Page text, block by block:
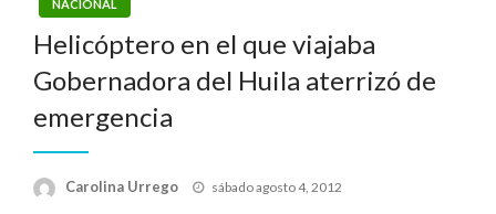
NACIONAL
Helicóptero en el que viajaba
Gobernadora del Huila aterrizó de
emergencia
Carolina Urrego
Publicado
sábado agosto 4, 2012